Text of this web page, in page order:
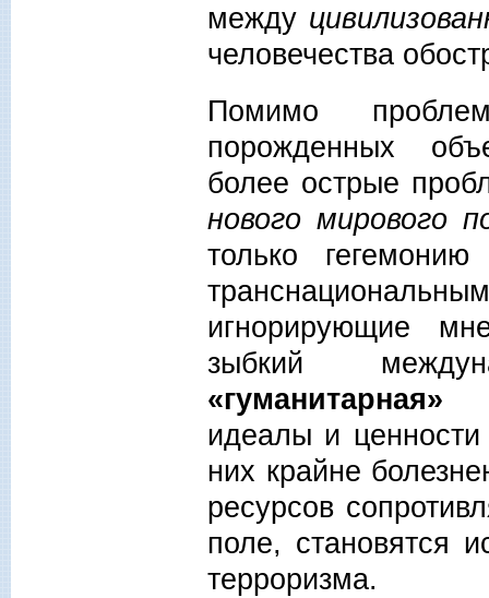
между
человечества
Помимо
порожденных
более острые
нового мирового
только
игнорирующие
зыбкий
«гуманитарная»
идеалы и ценности
них крайне
ресурсов
поле, становятся
терроризма.